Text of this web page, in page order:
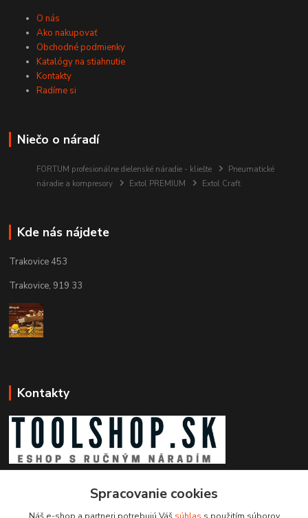
O nás
Ako nakupovať
Obchodné podmienky
Katalógy na stiahnutie
Kontakty
Radíme si
Niečo o náradí
FORTUM profesionálne dielenské náradie - kliešte
Pneumatické
náradie a kompresory
Extol PREMIUM Extol Craft
Kde nás nájdete
Trakovice 453
Trakovice, 919 33
Kontakty
+421 903 204 273Spracovanie cookies